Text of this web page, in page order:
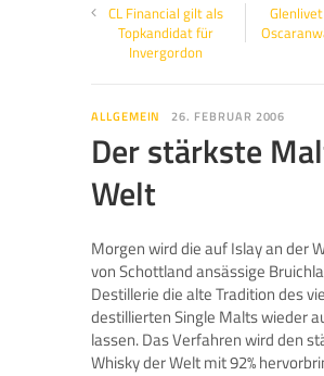
CL Financial gilt als
Topkandidat für
Invergordon
ALLGEMEIN 26. FEBRUAR 2006
Der stärkste
Welt
Morgen wird die auf Islay an der
von Schottland ansässige
Destillerie die alte Tradition des
destillierten Single Malts wieder
lassen. Das Verfahren wird den
Whisky der Welt mit 92%